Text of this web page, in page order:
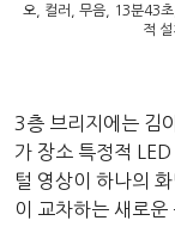
오, 컬러, 무음, 13분43초
적
3층 브리지에는 김
가 장소 특정적
털 영상이 하나의
이 교차하는 새로운